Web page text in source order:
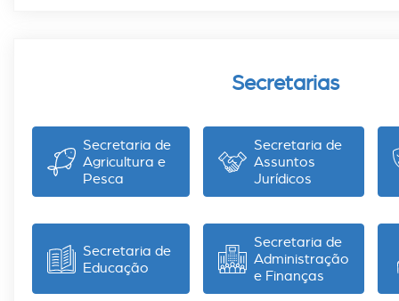
Secretarias
Secretaria de
Agricultura e
Pesca
Secretaria de
Assuntos
Jurídicos
Secretaria de
Educação
Secretaria de
Administração
e Finanças